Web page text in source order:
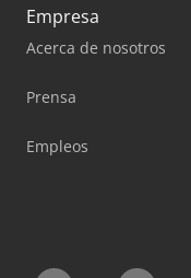
Empresa
Acerca de nosotros
Prensa
Empleos